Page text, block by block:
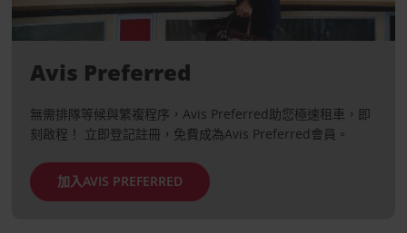
Avis Preferred
無需排隊等候與繁複程序，Avis Preferred助您極速租車，即
刻啟程！ 立即登記註冊，免費成為Avis Preferred會員。
加入AVIS PREFERRED